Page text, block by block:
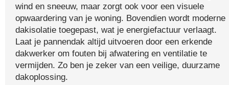
wind en sneeuw, maar zorgt ook voor een visuele
opwaardering van je woning. Bovendien wordt moderne
dakisolatie toegepast, wat je energiefactuur verlaagt.
Laat je pannendak altijd uitvoeren door een erkende
dakwerker om fouten bij afwatering en ventilatie te
vermijden. Zo ben je zeker van een veilige, duurzame
dakoplossing.